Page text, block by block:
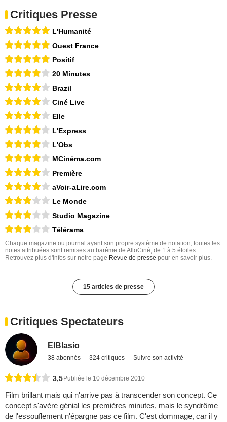
Critiques Presse
L'Humanité
Ouest France
Positif
20 Minutes
Brazil
Ciné Live
Elle
L'Express
L'Obs
MCinéma.com
Première
aVoir-aLire.com
Le Monde
Studio Magazine
Télérama
Chaque magazine ou journal ayant son propre système de notation, toutes les
notes attribuées sont remises au barême de AlloCiné, de 1 à 5 étoiles.
Retrouvez plus d'infos sur notre page Revue de presse pour en savoir plus.
15 articles de presse
Critiques Spectateurs
ElBlasio
38 abonnés 324 critiques Suivre son activité
3,5 Publiée le 10 décembre 2010
Film brillant mais qui n'arrive pas à transcender son concept. Ce
concept s'avère génial les premières minutes, mais le syndrôme
de l'essouflement n'épargne pas ce film. C'est dommage, car il y